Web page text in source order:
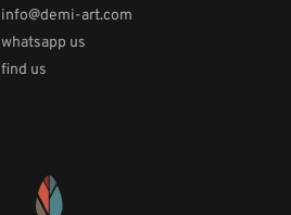
info@demi-art.com
whatsapp us
find us